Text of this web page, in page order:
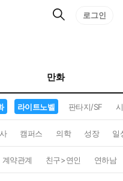
검
로그인
만화
라이트노벨 판타지/SF
캠퍼스 의학 성장 일
계약관계 친구>연인 연하남